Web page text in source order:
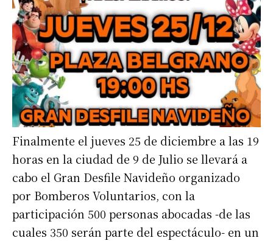
Finalmente el jueves 25 de diciembre a las 19
horas en la ciudad de 9 de Julio se llevará a
cabo el Gran Desfile Navideño organizado
por Bomberos Voluntarios, con la
participación 500 personas abocadas -de las
cuales 350 serán parte del espectáculo- en un